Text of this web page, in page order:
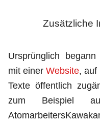
Zusätzliche
Ursprünglich
mit einerWebsite, auf
Texte öffentlich
zum Beispiel